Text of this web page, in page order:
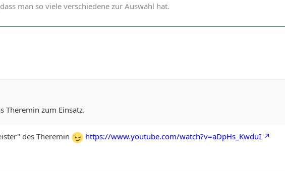
man so viele verschiedene zur Auswahl hat.
Theremin zum Einsatz.
des Theremin
https://www.youtube.com/watch?v=aDpHs_KwduI